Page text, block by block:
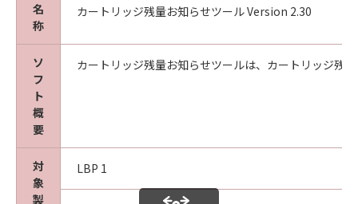
名
称
カートリッジ残量お知らせツール Version 2.30
ソ
フ
ト
概
要
カートリッジ残量お知らせツールは、カートリッジ残
対
象
製
LBP 1